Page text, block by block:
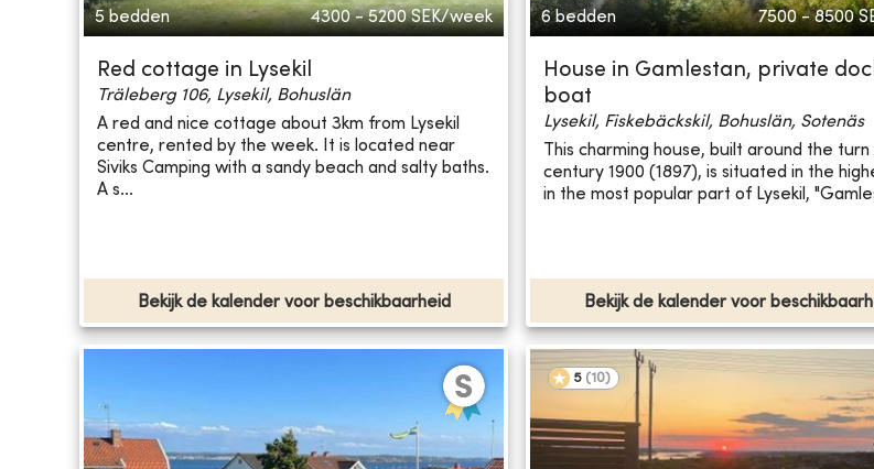
5 bedden 4300 - 5200 SEK/week
Red cottage in Lysekil
Träleberg 106, Lysekil, Bohuslän
A red and nice cottage about 3km from Lysekil
centre, rented by the week. It is located near
Siviks Camping with a sandy beach and salty baths.
A s...
Bekijk de kalender voor beschikbaarheid
6 bedden 7500 - 8500
House in Gamlestan, private
boat
Lysekil, Fiskebäckskil, Bohuslän, Sotenäs
This charming house, built around the
century 1900 (1897), is situated in the
in the most popular part of Lysekil,
Bekijk de kalender voor
5 (10)